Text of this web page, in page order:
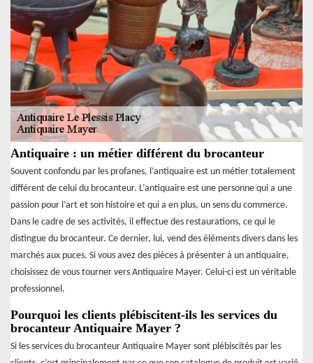
Antiquaire : un métier différent du brocanteur
Souvent confondu par les profanes, l’antiquaire est un métier totalement
différent de celui du brocanteur. L’antiquaire est une personne qui a une
passion pour l’art et son histoire et qui a en plus, un sens du commerce.
Dans le cadre de ses activités, il effectue des restaurations, ce qui le
distingue du brocanteur. Ce dernier, lui, vend des éléments divers dans les
marchés aux puces. Si vous avez des pièces à présenter à un antiquaire,
choisissez de vous tourner vers Antiquaire Mayer. Celui-ci est un véritable
professionnel.
Pourquoi les clients plébiscitent-ils les services du
brocanteur Antiquaire Mayer ?
Si les services du brocanteur Antiquaire Mayer sont plébiscités par les